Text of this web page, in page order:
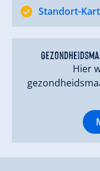
Standort-
Hier